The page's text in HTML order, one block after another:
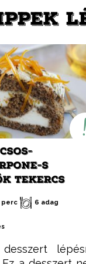
S
TEKERCS
perc 6 adag